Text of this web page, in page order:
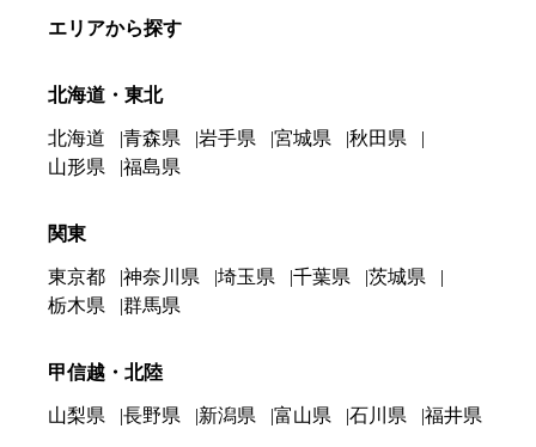
エリアから探す
北海道・東北
北海道 青森県 岩手県 宮城県
秋田県
山形県
福島県
関東
東京都 神奈川県 埼玉県 千葉県
茨城県
栃木県
群馬県
甲信越・北陸
山梨県 長野県 新潟県 富山県 石川県 福井県